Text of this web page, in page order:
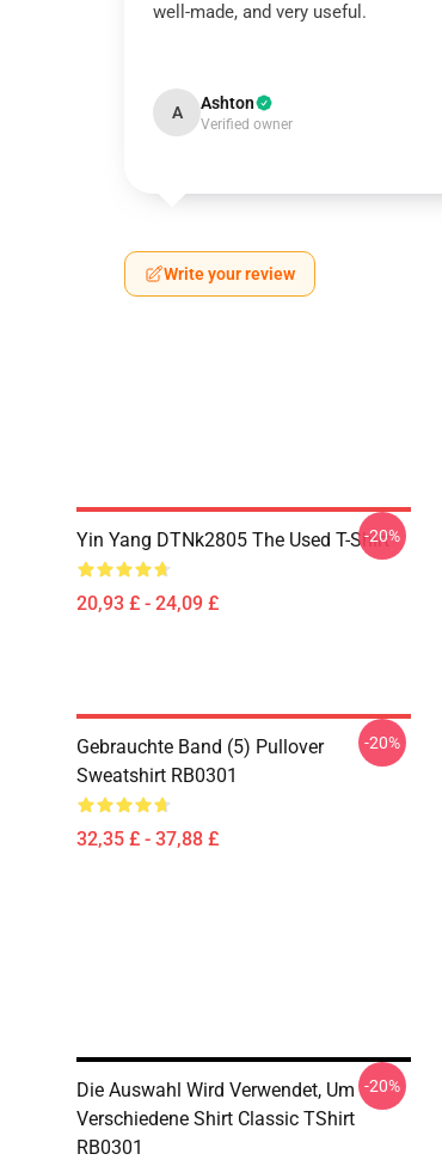
well-made, and very useful.
A Ashton
Verified owner
Write your review
Yin Yang DTNk2805 The Used T-Shirt
20,93 £ - 24,09 £
-20%
Gebrauchte Band (5) Pullover
Sweatshirt RB0301
32,35 £ - 37,88 £
-20%
Die Auswahl Wird Verwendet, Um
Verschiedene Shirt Classic TShirt
RB0301
-20%